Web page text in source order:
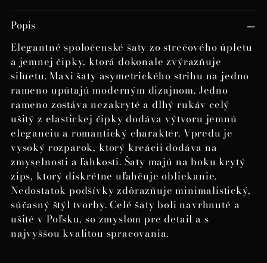
produktu
do
košíka
Popis
Elegantné spoločenské šaty zo strečového úpletu
a jemnej čipky, ktorá dokonale zvýrazňuje
siluetu. Maxi šaty asymetrického strihu na jedno
rameno upútajú moderným dizajnom. Jedno
rameno zostáva nezakryté a dlhý rukáv celý
ušitý z elastickej čipky dodáva výtvoru jemnú
eleganciu a romantický charakter. Vpredu je
vysoký rozparok, ktorý kreácii dodáva na
zmyselnosti a ľahkosti. Šaty majú na boku krytý
zips, ktorý diskrétne uľahčuje obliekanie.
Nedostatok podšívky zdôrazňuje minimalistický,
súčasný štýl tvorby. Celé šaty boli navrhnuté a
ušité v Poľsku, so zmyslom pre detail a s
najvyššou kvalitou spracovania.